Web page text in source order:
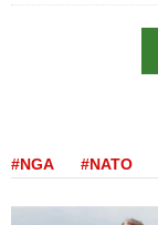
#NGA #NATO